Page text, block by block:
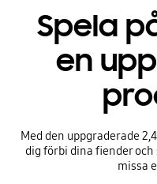
Spela
en
Med den uppgraderade
dig förbi dina fiender
missa